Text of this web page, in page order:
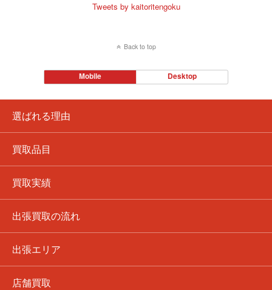
選ばれる理由
買取品目
買取実績
出張買取の流れ
出張エリア
店舗買取
Tweets by kaitoritengoku
Back to top
Mobile Desktop